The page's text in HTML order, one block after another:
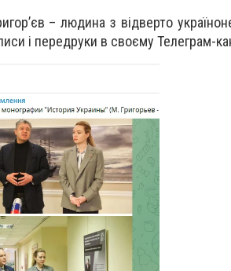
– людина з відверто
і передруки в своєму Телеграм-